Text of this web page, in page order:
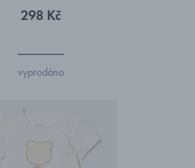
298 Kč
vyprodáno